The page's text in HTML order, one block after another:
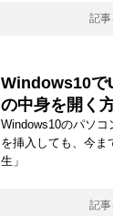
記
Windows10で
の中身を開く
Windows10のパソ
を挿入しても、今ま
生」
記